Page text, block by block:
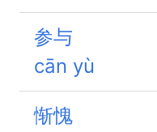
参与
cān yù
惭愧